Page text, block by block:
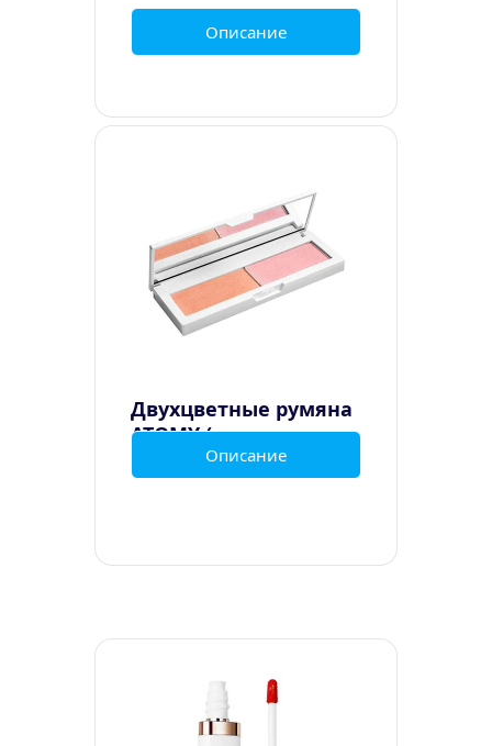
Описание
Двухцветные румяна
ATOMY (различные
оттенки)Описание